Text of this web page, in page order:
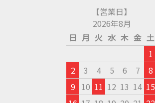
【営業日】
2026年8月
日 月 火 水 木 金 土
1
2
3 4 5 6 7
8
9 10 11 12 13 14 15